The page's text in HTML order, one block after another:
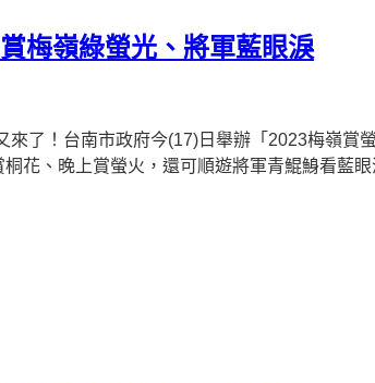
梅嶺綠螢光、將軍藍眼淚
來了！台南市政府今(17)日舉辦「2023梅嶺賞
花、晚上賞螢火，還可順遊將軍青鯤鯓看藍眼